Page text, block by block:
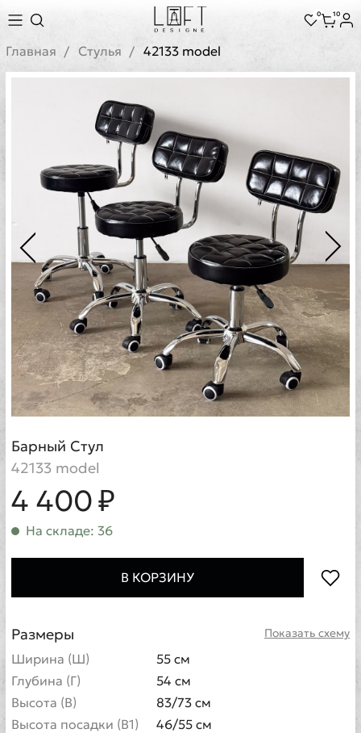
0 10
Главная Стулья 42133 model
Барный Стул
42133 model
4 400 ₽
На складе: 36
В КОРЗИНУ
Показать схему
Размеры
Ширина (Ш)
55 см
Глубина (Г)
54 см
Высота (В)
83/73 см
Высота посадки (В1)
46/55 см